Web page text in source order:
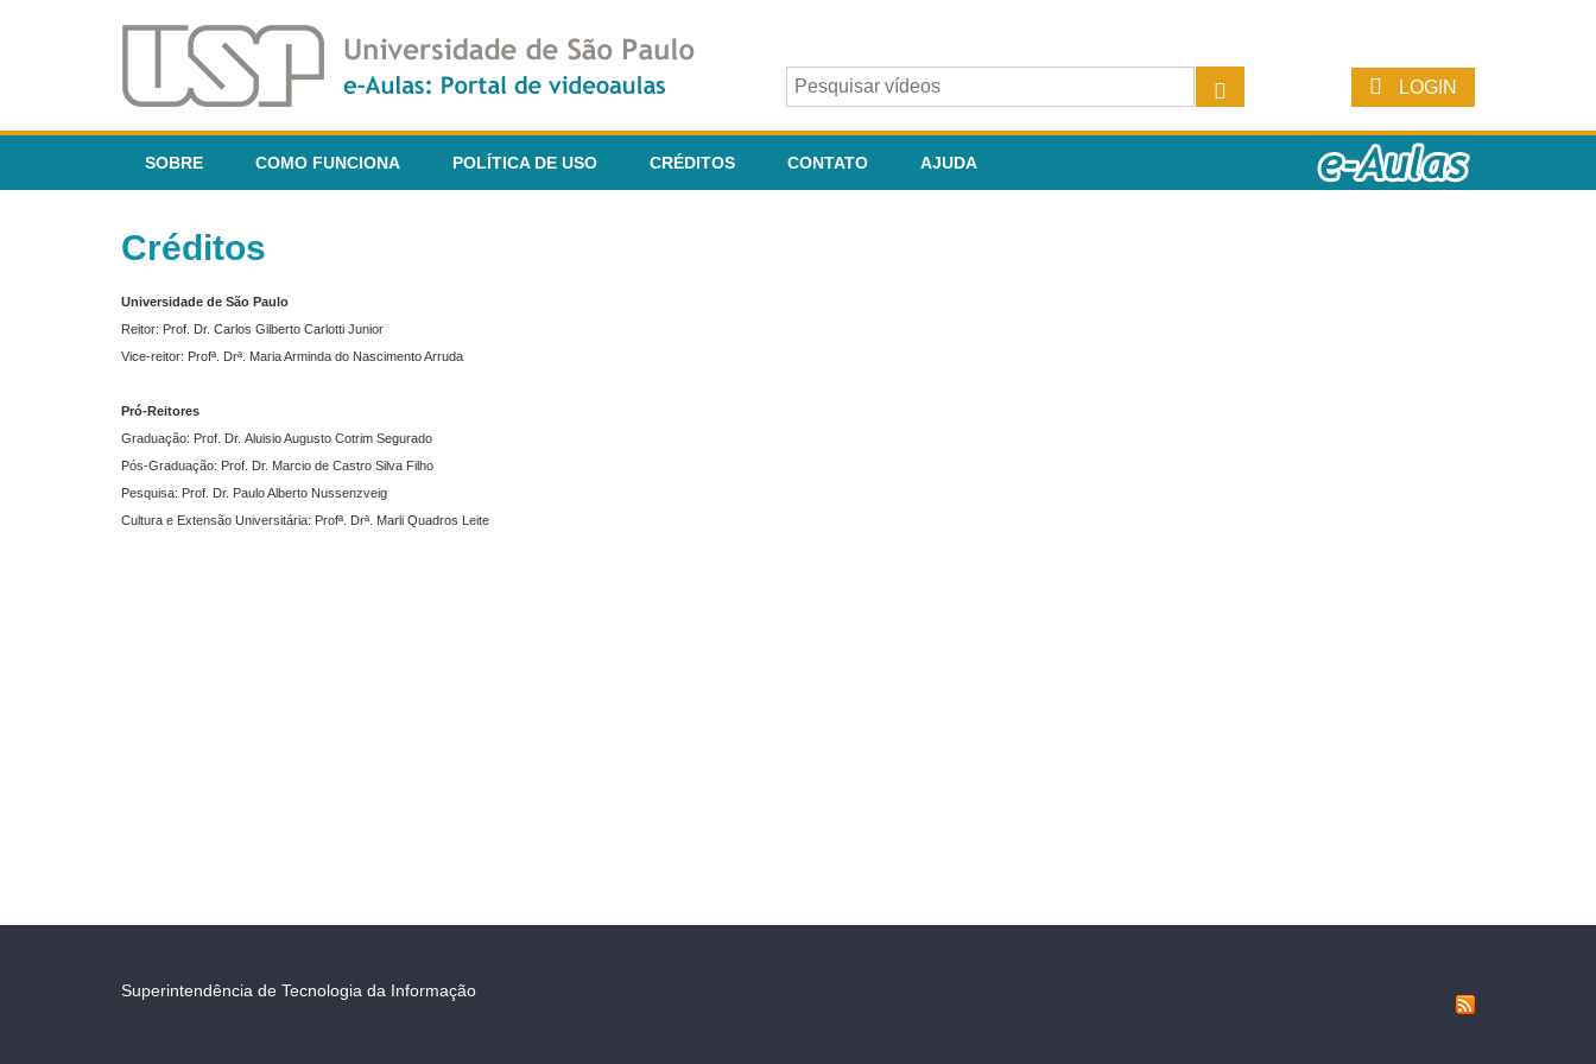
LOGIN
SOBRE COMO FUNCIONA POLÍTICA DE USO CRÉDITOS CONTATO AJUDA
Créditos
Universidade de São Paulo
Reitor: Prof. Dr. Carlos Gilberto Carlotti Junior
Vice-reitor: Profª. Drª. Maria Arminda do Nascimento Arruda
Pró-Reitores
Graduação: Prof. Dr. Aluisio Augusto Cotrim Segurado
Pós-Graduação: Prof. Dr. Marcio de Castro Silva Filho
Pesquisa: Prof. Dr. Paulo Alberto Nussenzveig
Cultura e Extensão Universitária: Profª. Drª. Marli Quadros Leite
Superintendência de Tecnologia da Informação